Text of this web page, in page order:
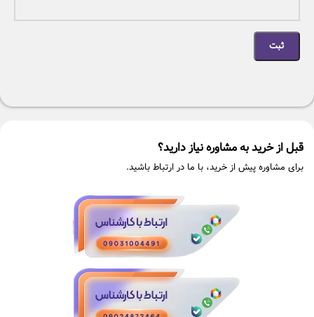
قبل از خرید به مشاوره نیاز دارید؟
برای مشاوره پیش از خرید، با ما در ارتباط باشید.